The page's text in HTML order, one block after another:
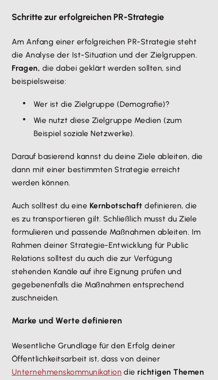
Schritte zur erfolgreichen PR-Strategie
Am Anfang einer erfolgreichen PR-Strategie steht
die Analyse der Ist-Situation und der Zielgruppen.
Fragen, die dabei geklärt werden sollten, sind
beispielsweise:
Wer ist die Zielgruppe (Demografie)?
Wie nutzt diese Zielgruppe Medien (zum
Beispiel soziale Netzwerke).
Darauf basierend kannst du deine Ziele ableiten, die
dann mit einer bestimmten Strategie erreicht
werden können.
Auch solltest du eine Kernbotschaft definieren, die
es zu transportieren gilt. Schließlich musst du Ziele
formulieren und passende Maßnahmen ableiten. Im
Rahmen deiner Strategie-Entwicklung für Public
Relations solltest du auch die zur Verfügung
stehenden Kanäle auf ihre Eignung prüfen und
gegebenenfalls die Maßnahmen entsprechend
zuschneiden.
Marke und Werte definieren
Wesentliche Grundlage für den Erfolg deiner
Öffentlichkeitsarbeit ist, dass von deiner
Unternehmenskommunikation die richtigen Themen